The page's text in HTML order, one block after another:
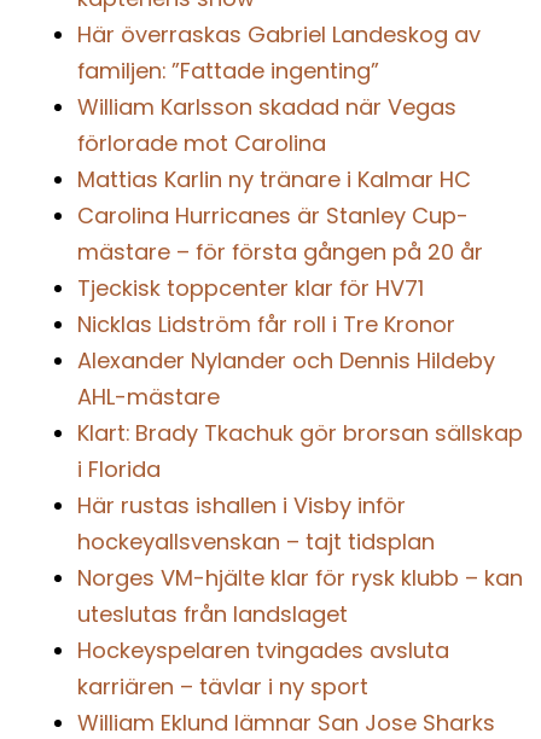
Här överraskas Gabriel Landeskog av
familjen: ”Fattade ingenting”
William Karlsson skadad när Vegas
förlorade mot Carolina
Mattias Karlin ny tränare i Kalmar HC
Carolina Hurricanes är Stanley Cup-
mästare – för första gången på 20 år
Tjeckisk toppcenter klar för HV71
Nicklas Lidström får roll i Tre Kronor
Alexander Nylander och Dennis Hildeby
AHL-mästare
Klart: Brady Tkachuk gör brorsan sällskap
i Florida
Här rustas ishallen i Visby inför
hockeyallsvenskan – tajt tidsplan
Norges VM-hjälte klar för rysk klubb – kan
uteslutas från landslaget
Hockeyspelaren tvingades avsluta
karriären – tävlar i ny sport
William Eklund lämnar San Jose Sharks